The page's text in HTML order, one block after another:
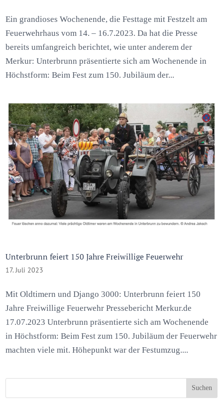
Ein grandioses Wochenende, die Festtage mit Festzelt am
Feuerwehrhaus vom 14. – 16.7.2023. Da hat die Presse
bereits umfangreich berichtet, wie unter anderem der
Merkur: Unterbrunn präsentierte sich am Wochenende in
Höchstform: Beim Fest zum 150. Jubiläum der...
Unterbrunn feiert 150 Jahre Freiwillige Feuerwehr
17. Juli 2023
Mit Oldtimern und Django 3000: Unterbrunn feiert 150
Jahre Freiwillige Feuerwehr Pressebericht Merkur.de
17.07.2023 Unterbrunn präsentierte sich am Wochenende
in Höchstform: Beim Fest zum 150. Jubiläum der Feuerwehr
machten viele mit. Höhepunkt war der Festumzug....
Suchen